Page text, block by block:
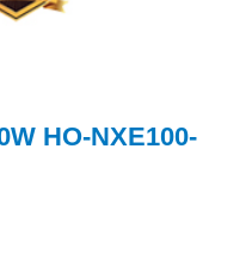
HO-NXE100-